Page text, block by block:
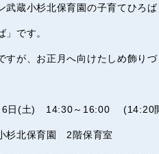
武蔵小杉北保育園の子育てひろば
」です。
すが、お正月へ向けたしめ飾り
6日(土) 14:30～16:00 (14:20
杉北保育園 2階保育室